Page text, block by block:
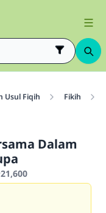
Usul Fiqih Fikih
Dalam
21,600